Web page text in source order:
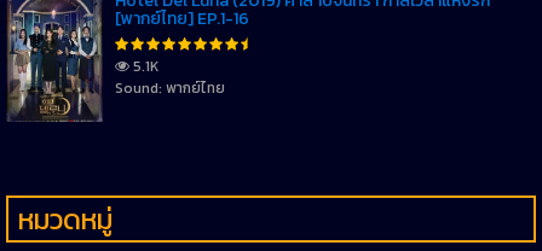
[พากย์ไทย] EP.1-16
5.1K
Sound: พากย์ไทย
หมวดหมู่